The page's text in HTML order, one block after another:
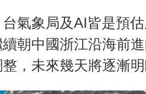
氣象局及AI皆是預
朝中國浙江沿海前
，未來幾天將逐漸明